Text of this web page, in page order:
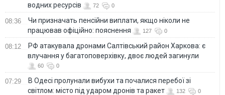
водних ресурсів
72 0
08:36
Чи призначать пенсійни виплати, якщо ніколи не
працював офіційно: пояснення
127 0
08:12
РФ атакувала дронами Салтівський район Харкова: є
влучання у багатоповерхівку, двоє людей загинули
60 0
07:29
В Одесі пролунали вибухи та почалися перебої зі
світлом: місто під ударом дронів та ракет
132 0